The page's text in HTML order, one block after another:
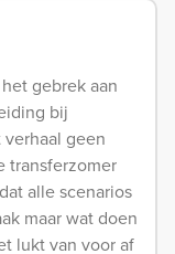
gebrek aan
bij
geen
transferzomer
alle scenarios
maar wat doen
lukt van voor af